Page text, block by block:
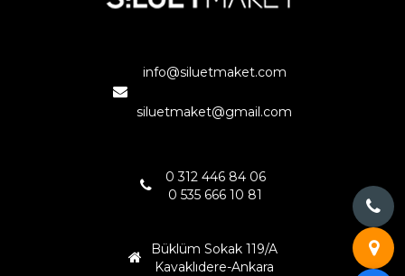
info@siluetmaket.com
siluetmaket@gmail.com
0 312 446 84 06
0 535 666 10 81
Büklüm Sokak 119/A
Kavaklıdere-Ankara